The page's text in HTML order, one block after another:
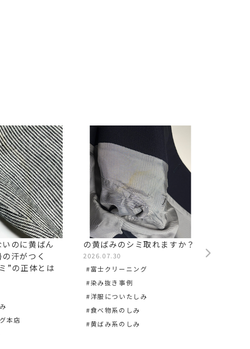
いのに黄ばん
汗がつく
”の正体とは
本店
の黄ばみのシミ取れますか？
2026.07.30
#富士クリーニング
#染み抜き事例
#洋服についたしみ
#食べ物系のしみ
#黄ばみ系のしみ